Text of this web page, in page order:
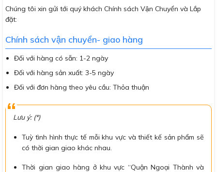
Chúng tôi xin gửi tới quý khách Chính sách Vận Chuyển và Lắp
đặt:
Chính sách vận chuyển- giao hàng
Đối với hàng có sẵn: 1-2 ngày
Đối với hàng sản xuất: 3-5 ngày
Đối với đơn hàng theo yêu cầu: Thỏa thuận
Lưu ý: (*)
Tuỳ tình hình thực tế mỗi khu vực và thiết kế sản phẩm sẽ
có thời gian giao khác nhau.
Thời gian giao hàng ở khu vực “Quận Ngoại Thành và